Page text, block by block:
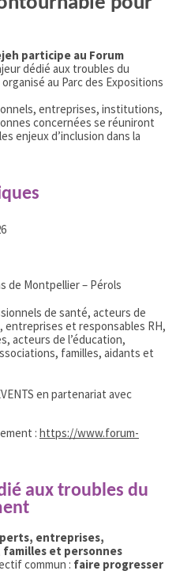
participe au Forum
dédié aux troubles du
au Parc des Expositions
entreprises, institutions,
concernées se réuniront
enjeux d’inclusion dans la
de Montpellier – Pérols
de santé, acteurs de
entreprises et responsables RH,
acteurs de l’éducation,
familles, aidants et
en partenariat avec
: https://www.forum-
aux troubles du
entreprises,
et personnes
commun : faire progresser